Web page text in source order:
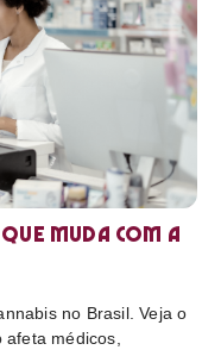
muda com a
no Brasil. Veja o
médicos,